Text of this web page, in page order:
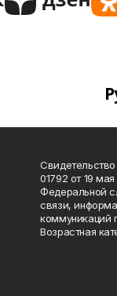
01792 от 19
Федеральной
связи,
коммуникаций
Возрастная